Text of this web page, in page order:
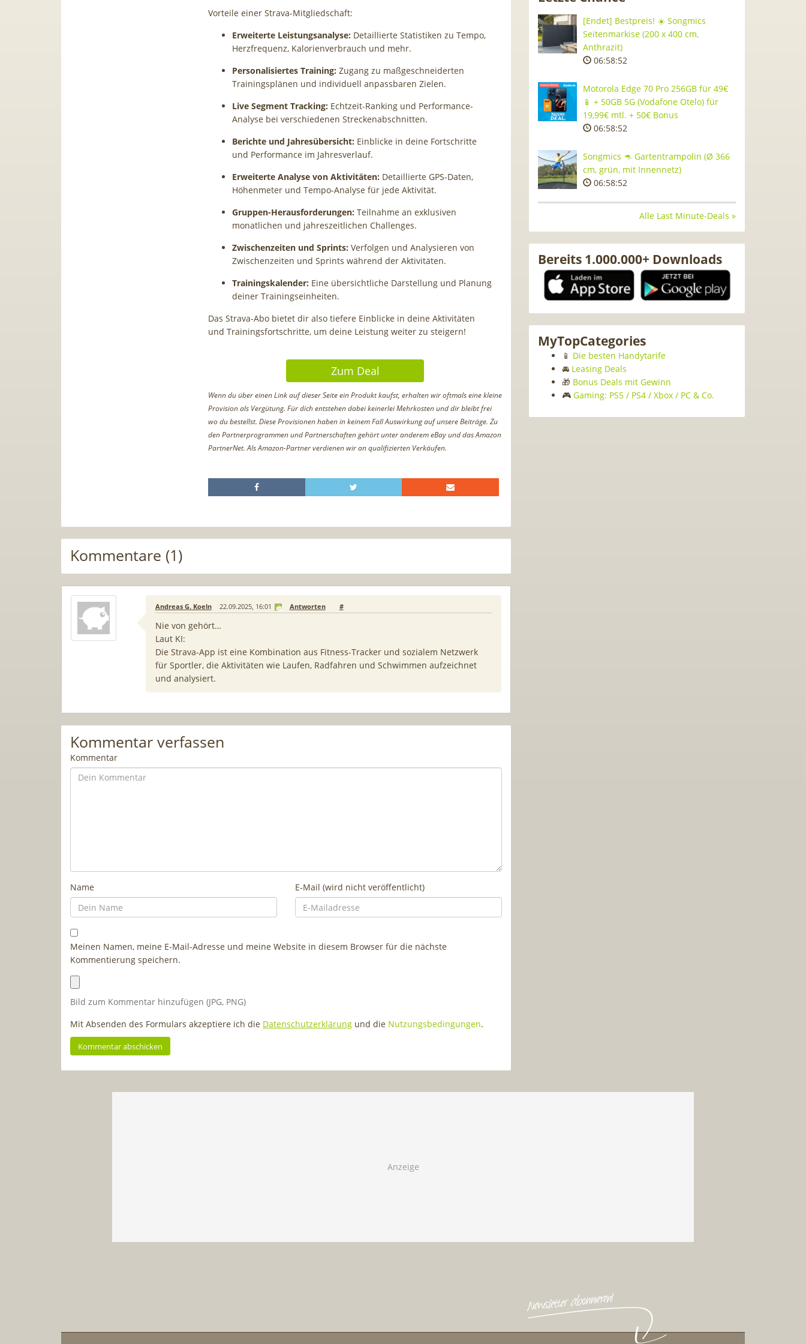
Vorteile einer Strava-Mitgliedschaft:
Erweiterte Leistungsanalyse: Detaillierte Statistiken zu Tempo,
Herzfrequenz, Kalorienverbrauch und mehr.
Personalisiertes Training: Zugang zu maßgeschneiderten
Trainingsplänen und individuell anpassbaren Zielen.
Live Segment Tracking: Echtzeit-Ranking und Performance-
Analyse bei verschiedenen Streckenabschnitten.
Berichte und Jahresübersicht: Einblicke in deine Fortschritte
und Performance im Jahresverlauf.
Erweiterte Analyse von Aktivitäten: Detaillierte GPS-Daten,
Höhenmeter und Tempo-Analyse für jede Aktivität.
Gruppen-Herausforderungen: Teilnahme an exklusiven
monatlichen und jahreszeitlichen Challenges.
Zwischenzeiten und Sprints: Verfolgen und Analysieren von
Zwischenzeiten und Sprints während der Aktivitäten.
Trainingskalender: Eine übersichtliche Darstellung und Planung
deiner Trainingseinheiten.
Das Strava-Abo bietet dir also tiefere Einblicke in deine Aktivitäten
und Trainingsfortschritte, um deine Leistung weiter zu steigern!
Zum Deal
Wenn du über einen Link auf dieser Seite ein Produkt kaufst, erhalten wir oftmals eine kleine
Provision als Vergütung. Für dich entstehen dabei keinerlei Mehrkosten und dir bleibt frei
wo du bestellst. Diese Provisionen haben in keinem Fall Auswirkung auf unsere Beiträge. Zu
den Partnerprogrammen und Partnerschaften gehört unter anderem eBay und das Amazon
PartnerNet. Als Amazon-Partner verdienen wir an qualifizierten Verkäufen.
Kommentare (1)
Andreas G. Koeln 22.09.2025, 16:01 Antworten #
Nie von gehört…
Laut KI:
Die Strava-App ist eine Kombination aus Fitness-Tracker und sozialem Netzwerk
für Sportler, die Aktivitäten wie Laufen, Radfahren und Schwimmen aufzeichnet
und analysiert.
Kommentar verfassen
Kommentar
Name E-Mail (wird nicht veröffentlicht)
Meinen Namen, meine E-Mail-Adresse und meine Website in diesem Browser für die nächste
Kommentierung speichern.
Bild zum Kommentar hinzufügen (JPG, PNG)
Mit Absenden des Formulars akzeptiere ich die Datenschutzerklärung und die Nutzungsbedingungen.
[Endet] Bestpreis! ☀️ Songmics
Seitenmarkise (200 x 400 cm,
Anthrazit)
06:58:51
Motorola Edge 70 Pro 256GB für 49€
📱 + 50GB 5G (Vodafone Otelo) für
19,99€ mtl. + 50€ Bonus
06:58:51
Songmics 🦘 Gartentrampolin (Ø 366
cm, grün, mit Innennetz)
06:58:51
Alle Last Minute-Deals »
Bereits 1.000.000+ Downloads
MyTopCategories
📱 Die besten Handytarife
🚘 Leasing Deals
🎁 Bonus Deals mit Gewinn
🎮 Gaming: PS5 / PS4 / Xbox / PC & Co.